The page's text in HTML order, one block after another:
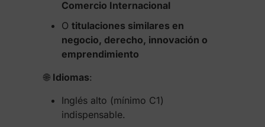
Comercio Internacional
O titulaciones similares en
negocio, derecho, innovación o
emprendimiento
🌐 Idiomas:
Inglés alto (mínimo C1)
indispensable.